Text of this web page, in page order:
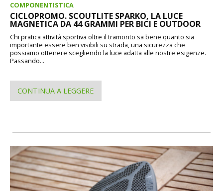
COMPONENTISTICA
CICLOPROMO. SCOUTLITE SPARKO, LA LUCE
MAGNETICA DA 44 GRAMMI PER BICI E OUTDOOR
Chi pratica attività sportiva oltre il tramonto sa bene quanto sia
importante essere ben visibili su strada, una sicurezza che
possiamo ottenere scegliendo la luce adatta alle nostre esigenze.
Passando...
CONTINUA A LEGGERE